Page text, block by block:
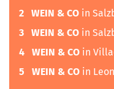
2 WEIN & CO in
3 WEIN & CO in
4 WEIN & CO in
5 WEIN & CO in